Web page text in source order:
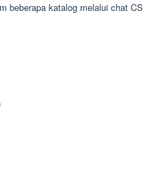
katalog melalui chat